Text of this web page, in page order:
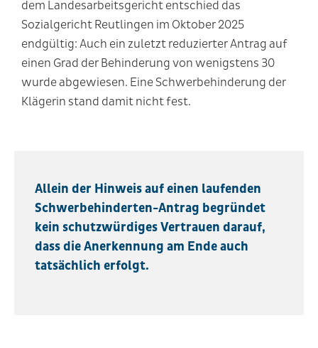
dem Landesarbeitsgericht entschied das
Sozialgericht Reutlingen im Oktober 2025
endgültig: Auch ein zuletzt reduzierter Antrag auf
einen Grad der Behinderung von wenigstens 30
wurde abgewiesen. Eine Schwerbehinderung der
Klägerin stand damit nicht fest.
Allein der Hinweis auf einen laufenden
Schwerbehinderten-Antrag begründet
kein schutzwürdiges Vertrauen darauf,
dass die Anerkennung am Ende auch
tatsächlich erfolgt.